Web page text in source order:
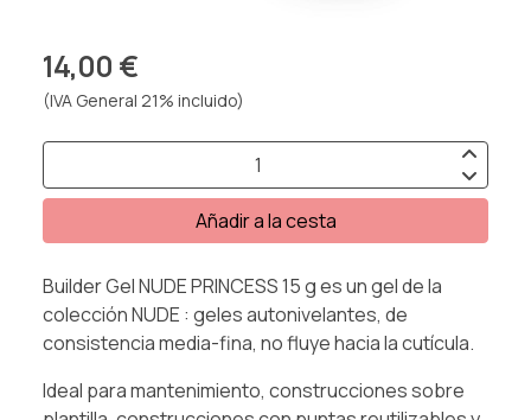
14,00 €
(IVA General 21% incluido)
Añadir a la cesta
Builder Gel NUDE PRINCESS 15 g es un gel de la
colección NUDE : geles autonivelantes, de
consistencia media-fina, no fluye hacia la cutícula.
Ideal para mantenimiento, construcciones sobre